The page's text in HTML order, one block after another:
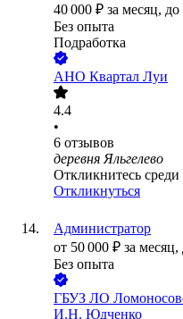
40 000 ₽ за месяц, до
Без опыта
Подработка
АНО Квартал Луи
4.4
•
6 отзывов
деревня Яльгелево
Откликнитесь
Откликнуться
Администратор
от 50 000 ₽ за месяц,
Без опыта
ГБУЗ ЛО
И.Н. Юдченко